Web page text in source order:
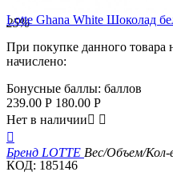
25%
Lotte Ghana White Шоколад
При покупке данного товара
начислено:
Бонусные баллы: баллов
239.00 Р 180.00 Р
Нет в наличии 

Бренд LOTTE Вес/Объем/Кол-
КОД: 185146